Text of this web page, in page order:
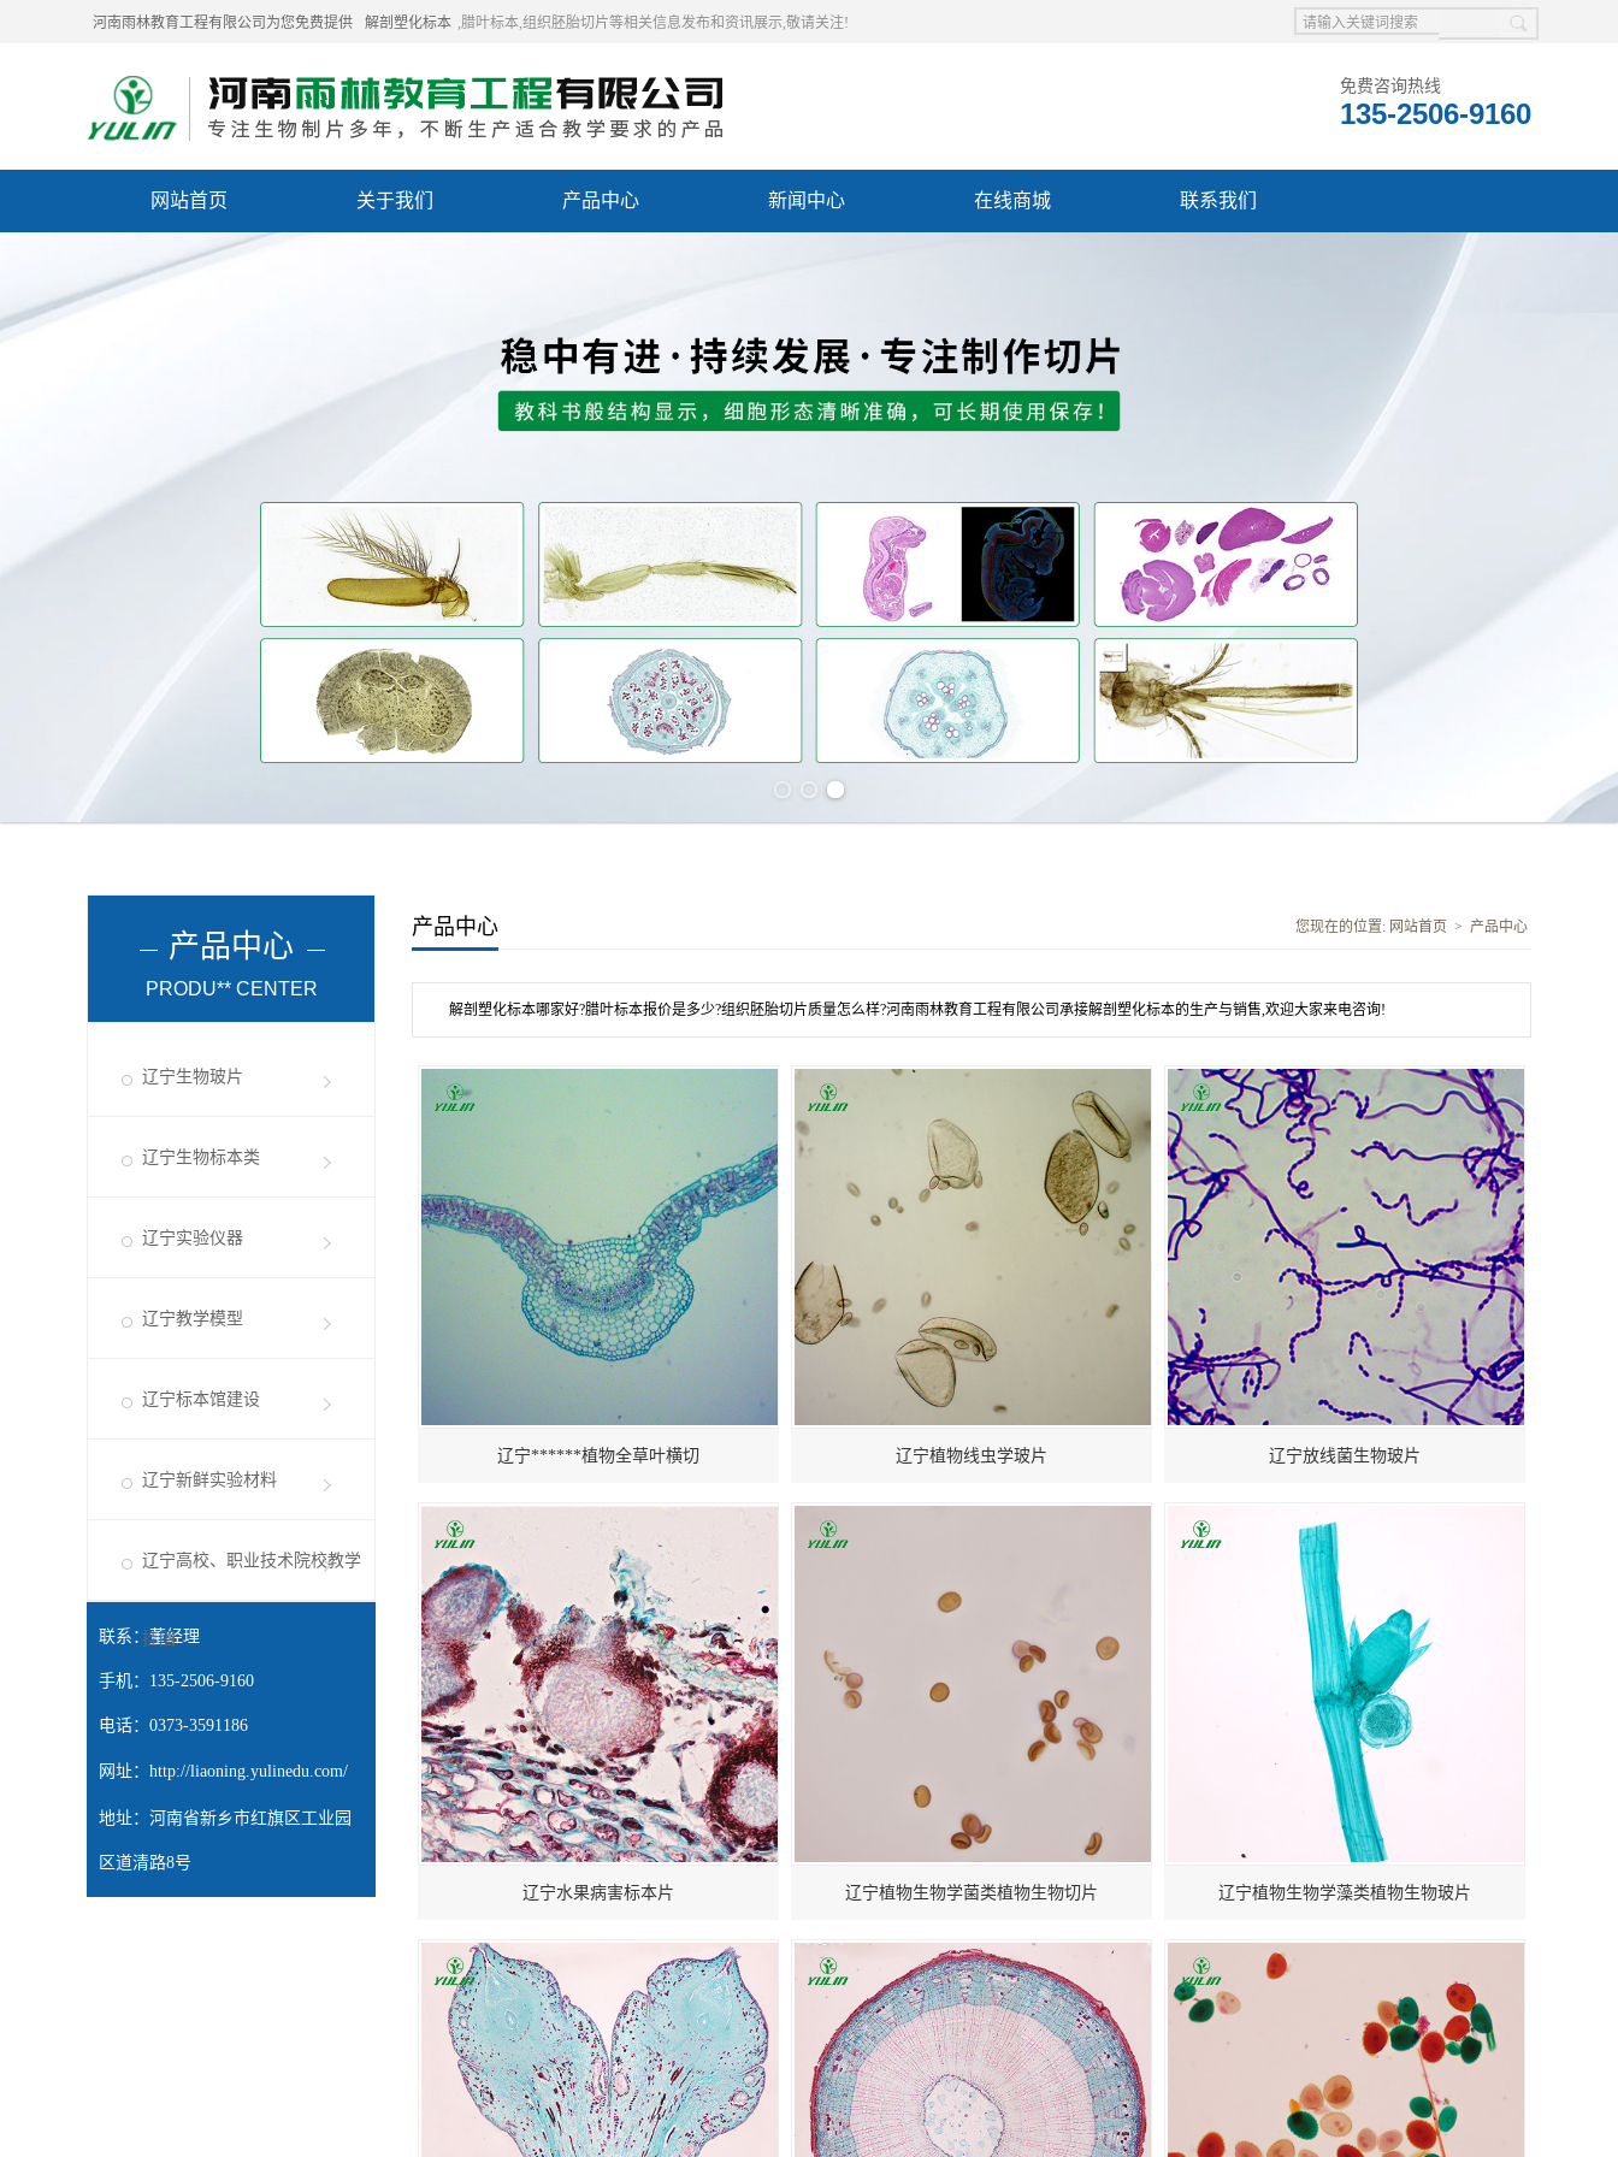
河南雨林教育工程有限公司为您免费提供 解剖塑化标本 ,腊叶标本,组织胚胎切片等相关信息发布和资讯展示,敬请关注!
免费咨询热线
135-2506-9160
网站首页 关于我们 产品中心 新闻中心 在线商城 联系我们
产品中心
PRODU** CENTER
辽宁生物玻片
辽宁生物标本类
辽宁实验仪器
辽宁教学模型
辽宁标本馆建设
辽宁新鲜实验材料
辽宁高校、职业技术院校教学
挂图
联系：董经理
手机：135-2506-9160
电话：0373-3591186
网址： http://liaoning.yulinedu.com/
地址：河南省新乡市红旗区工业园
区道清路8号
产品中心 您现在的位置: 网站首页 > 产品中心
解剖塑化标本哪家好?腊叶标本报价是多少?组织胚胎切片质量怎么样?河南雨林教育工程有限公司承接解剖塑化标本的生产与销售,欢迎大家来电咨询!
辽宁******植物全草叶横切 辽宁植物线虫学玻片 辽宁放线菌生物玻片
辽宁水果病害标本片 辽宁植物生物学菌类植物生物切片 辽宁植物生物学藻类植物生物玻片